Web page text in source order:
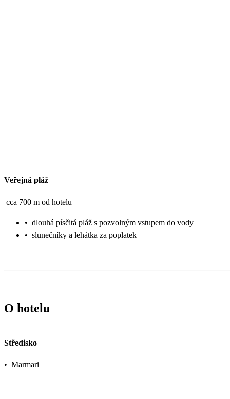
Veřejná pláž
cca 700 m od hotelu
• dlouhá písčitá pláž s pozvolným vstupem do vody
• slunečníky a lehátka za poplatek
O hotelu
Středisko
• Marmari